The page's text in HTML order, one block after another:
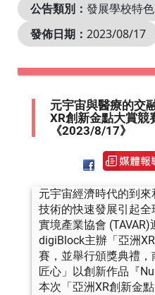
公告類別： 發展學校特色
發佈日期： 2023/08/17